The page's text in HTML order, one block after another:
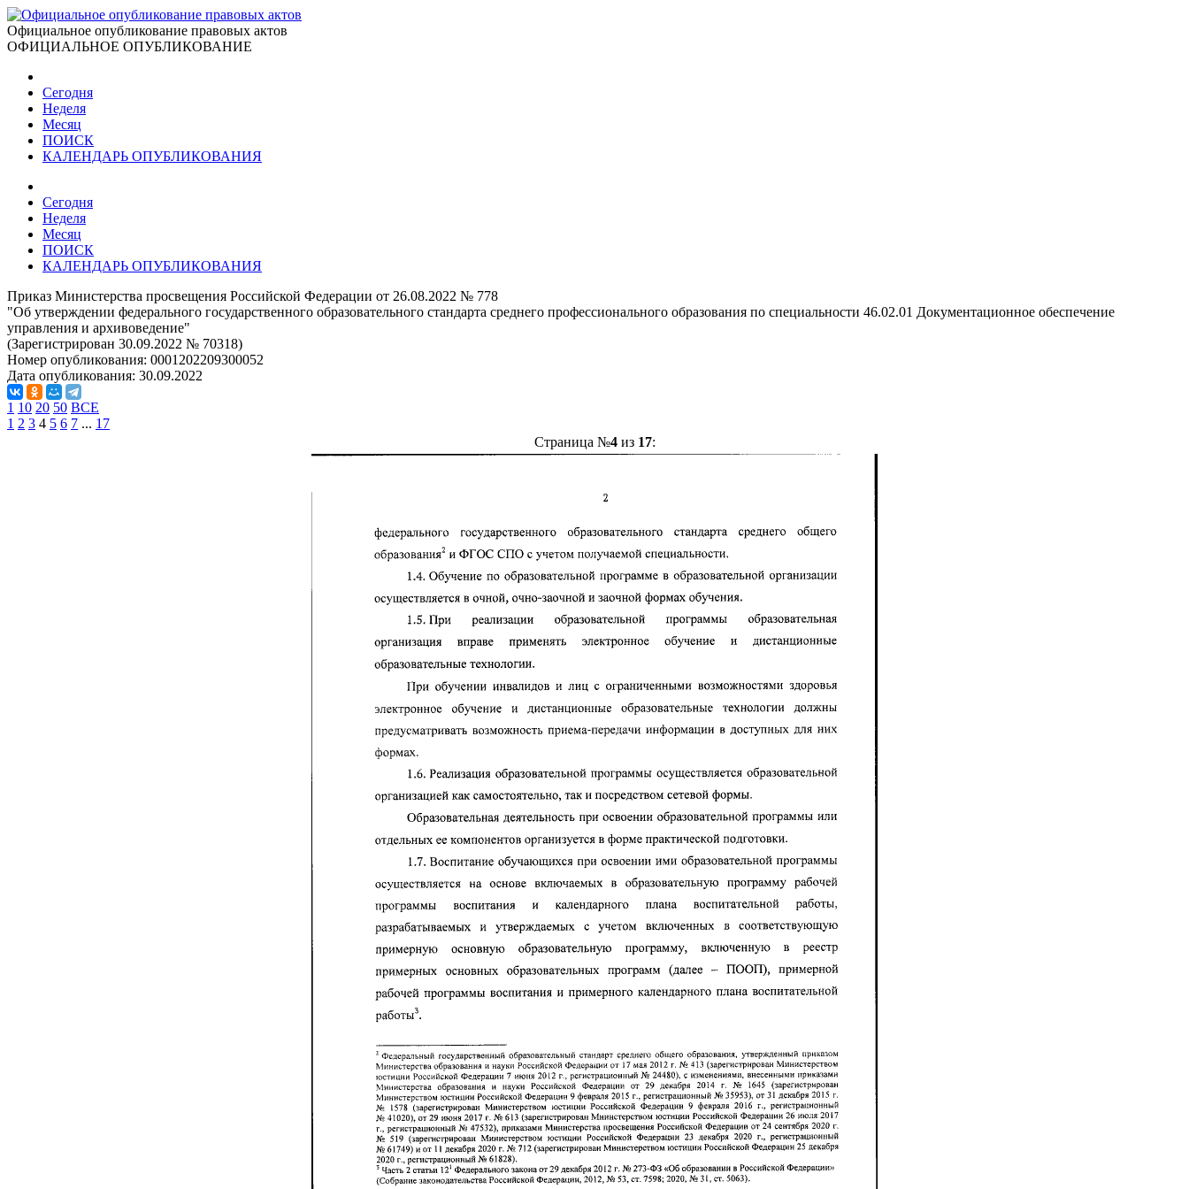
Официальное опубликование правовых актов
ОФИЦИАЛЬНОЕ ОПУБЛИКОВАНИЕ
Сегодня
Неделя
Месяц
ПОИСК
КАЛЕНДАРЬ ОПУБЛИКОВАНИЯ
Сегодня
Неделя
Месяц
ПОИСК
КАЛЕНДАРЬ ОПУБЛИКОВАНИЯ
Приказ Министерства просвещения Российской Федерации от 26.08.2022 № 778
"Об утверждении федерального государственного образовательного стандарта среднего профессионального образования по специальности 46.02.01 Документационное обеспечение
управления и архивоведение"
(Зарегистрирован 30.09.2022 № 70318)
Номер опубликования: 0001202209300052
Дата опубликования: 30.09.2022
1 10 20 50 ВСЕ
1 2 3 4 5 6 7 ... 17
Страница №4из 17: